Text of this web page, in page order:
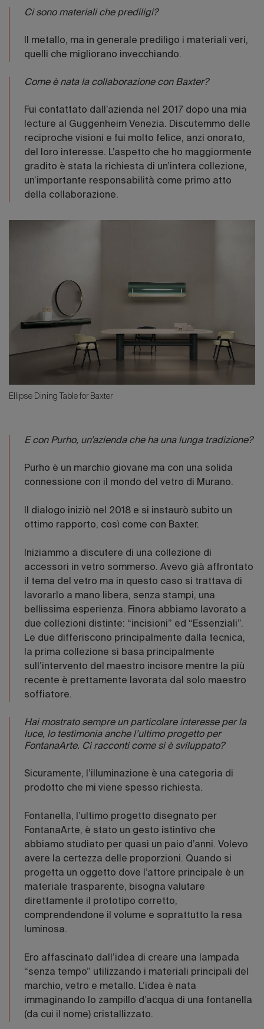
Ci sono materiali che prediligi?
Il metallo, ma in generale prediligo i materiali veri,
quelli che migliorano invecchiando.
Come è nata la collaborazione con Baxter?
Fui contattato dall’azienda nel 2017 dopo una mia
lecture al Guggenheim Venezia. Discutemmo delle
reciproche visioni e fui molto felice, anzi onorato,
del loro interesse. L’aspetto che ho maggiormente
gradito è stata la richiesta di un’intera collezione,
un’importante responsabilità come primo atto
della collaborazione.
Ellipse Dining Table for Baxter
E con Purho, un’azienda che ha una lunga tradizione?
Purho è un marchio giovane ma con una solida
connessione con il mondo del vetro di Murano.
Il dialogo iniziò nel 2018 e si instaurò subito un
ottimo rapporto, così come con Baxter.
Iniziammo a discutere di una collezione di
accessori in vetro sommerso. Avevo già affrontato
il tema del vetro ma in questo caso si trattava di
lavorarlo a mano libera, senza stampi, una
bellissima esperienza. Finora abbiamo lavorato a
due collezioni distinte: “incisioni” ed “Essenziali”.
Le due differiscono principalmente dalla tecnica,
la prima collezione si basa principalmente
sull’intervento del maestro incisore mentre la più
recente è prettamente lavorata dal solo maestro
soffiatore.
Hai mostrato sempre un particolare interesse per la
luce, lo testimonia anche l’ultimo progetto per
FontanaArte. Ci racconti come si è sviluppato?
Sicuramente, l’illuminazione è una categoria di
prodotto che mi viene spesso richiesta.
Fontanella, l’ultimo progetto disegnato per
FontanaArte, è stato un gesto istintivo che
abbiamo studiato per quasi un paio d’anni. Volevo
avere la certezza delle proporzioni. Quando si
progetta un oggetto dove l’attore principale è un
materiale trasparente, bisogna valutare
direttamente il prototipo corretto,
comprendendone il volume e soprattutto la resa
luminosa.
Ero affascinato dall’idea di creare una lampada
“senza tempo” utilizzando i materiali principali del
marchio, vetro e metallo. L’idea è nata
immaginando lo zampillo d’acqua di una fontanella
(da cui il nome) cristallizzato.